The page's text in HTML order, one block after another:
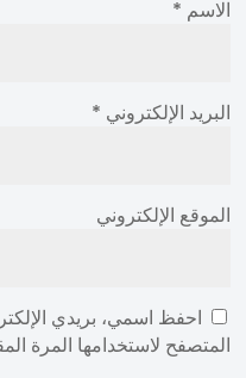
الاسم *
البريد الإلكتروني *
الموقع الإلكتروني
احفظ اسمي، بريدي
المتصفح لاستخدامها المرة